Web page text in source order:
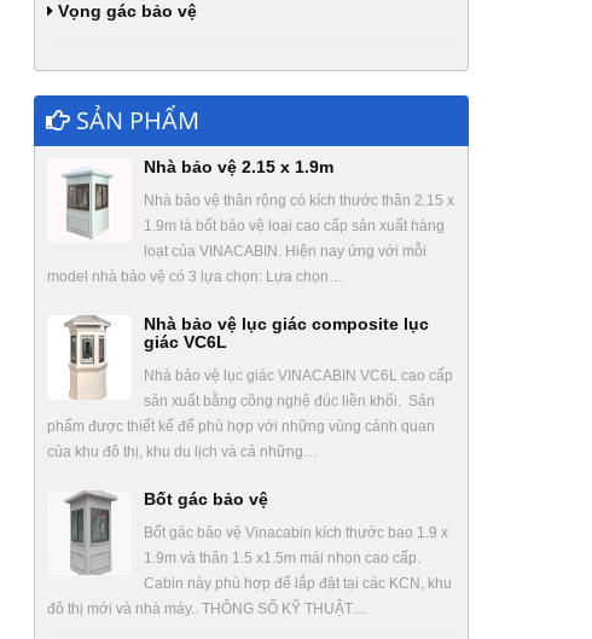
Vọng gác bảo vệ
SẢN PHẨM
Nhà bảo vệ 2.15 x 1.9m
Nhà bảo vệ thân rộng có kích thước thân 2.15 x
1.9m là bốt bảo vệ loại cao cấp sản xuất hàng
loạt của VINACABIN. Hiện nay ứng với mỗi
model nhà bảo vệ có 3 lựa chọn: Lựa chọn…
Nhà bảo vệ lục giác composite lục
giác VC6L
Nhà bảo vệ lục giác VINACABIN VC6L cao cấp
sản xuất bằng công nghệ đúc liền khối. Sản
phẩm được thiết kế để phù hợp với những vùng cảnh quan
của khu đô thị, khu du lịch và cả những…
Bốt gác bảo vệ
Bốt gác bảo vệ Vinacabin kích thước bao 1.9 x
1.9m và thân 1.5 x1.5m mái nhọn cao cấp.
Cabin này phù hợp để lắp đặt tại các KCN, khu
đô thị mới và nhà máy.. THÔNG SỐ KỸ THUẬT…